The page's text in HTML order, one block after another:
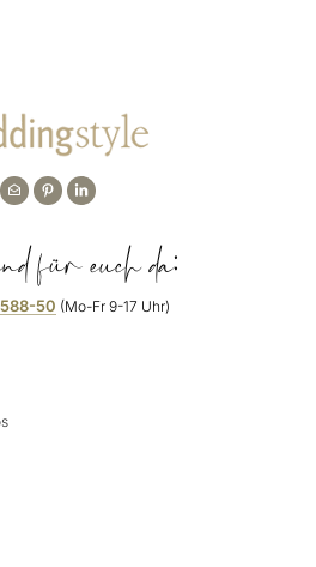
für euch da:
50 (Mo-Fr 9-17 Uhr)